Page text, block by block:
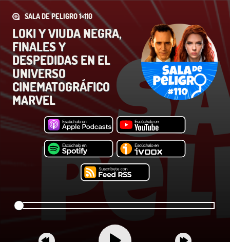
SALA DE PELIGRO 1×110
LOKI Y VIUDA NEGRA,
FINALES Y
DESPEDIDAS EN EL
UNIVERSO
CINEMATOGRÁFICO
MARVEL